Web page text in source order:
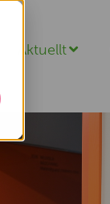
Aktuellt